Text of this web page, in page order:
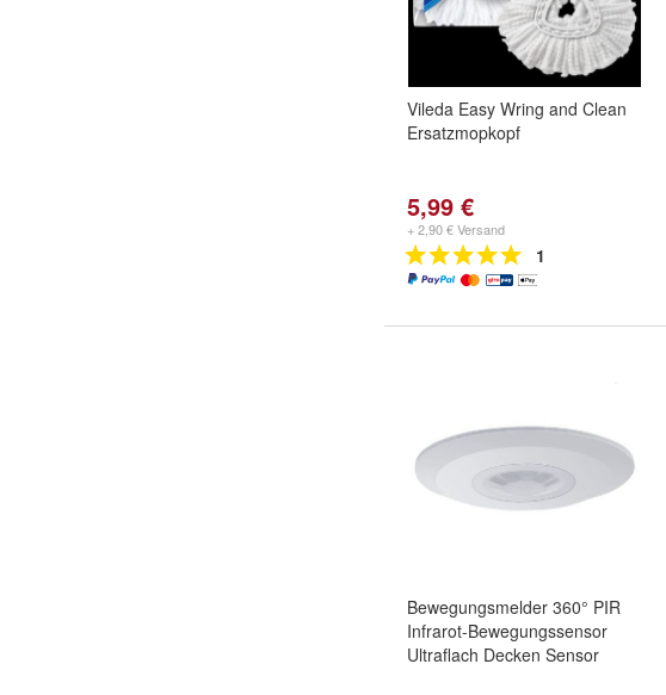
Vileda Easy Wring and Clean
Ersatzmopkopf
5,99 €
+ 2,90 € Versand
1
Bewegungsmelder 360° PIR
Infrarot-Bewegungssensor
Ultraflach Decken Sensor